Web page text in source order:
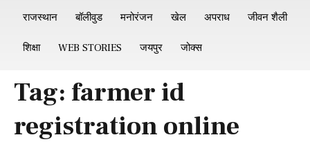
राजस्थान बॉलीवुड मनोरंजन खेल अपराध जीवन शैली
शिक्षा WEB STORIES जयपुर जोक्स
Tag: farmer id
registration online